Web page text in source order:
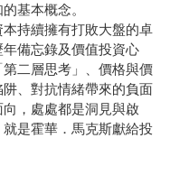
遇到的問題點，把這
這次先開個頭，下次小
基本概念。
本持續擁有打敗大盤的卓
備忘錄及價值投資心
二層思考」、價格與價
、對抗情緒帶來的負面
，處處都是洞見與啟
是霍華．馬克斯獻給投